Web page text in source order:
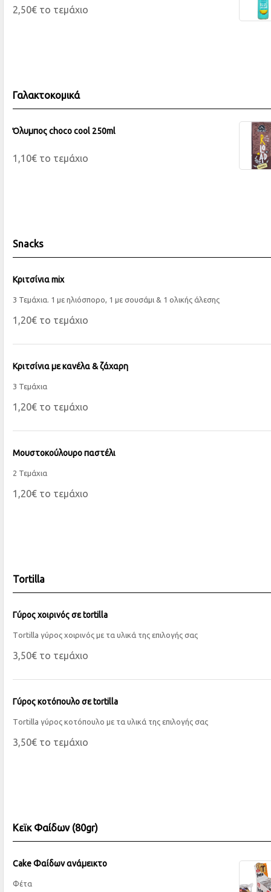
2,50€ το τεμάχιο
Γαλακτοκομικά
Όλυμπος choco cool 250ml
1,10€ το τεμάχιο
Snacks
Κριτσίνια mix
3 Τεμάχια. 1 με ηλιόσπορο, 1 με σουσάμι & 1 ολικής άλεσης
1,20€ το τεμάχιο
Κριτσίνια με κανέλα & ζάχαρη
3 Τεμάχια
1,20€ το τεμάχιο
Μουστοκούλουρο παστέλι
2 Τεμάχια
1,20€ το τεμάχιο
Tortilla
Γύρος χοιρινός σε tortilla
Τortilla γύρος χοιρινός με τα υλικά της επιλογής σας
3,50€ το τεμάχιο
Γύρος κοτόπουλο σε tortilla
Τortilla γύρος κοτόπουλο με τα υλικά της επιλογής σας
3,50€ το τεμάχιο
Κεϊκ Φαίδων (80gr)
Cake Φαίδων ανάμεικτο
Φέτα